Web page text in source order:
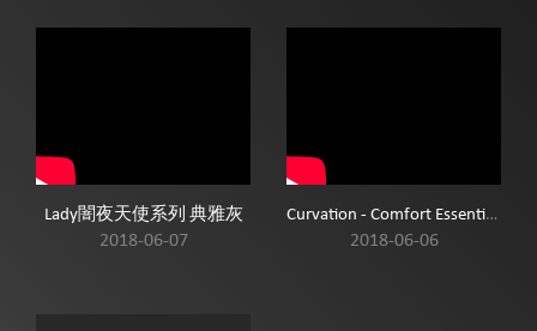
Lady闇夜天使系列 典雅灰
2018-06-07
Curvation - Comfort Essentials Cooling Touch Underwire Bra
2018-06-06